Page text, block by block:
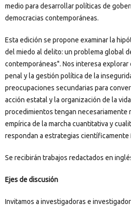
medio para desarrollar políticas de
democracias contemporáneas.
Esta edición se propone examinar la
del miedo al delito: un problema global
contemporáneas". Nos interesa
penal y la gestión política de la
preocupaciones secundarias para
acción estatal y la organización de la
procedimientos tengan necesariamente
empírica de la marcha cuantitativa y
respondan a estrategias científicamente
Se recibirán trabajos redactados en
Ejes de discusión
Invitamos a investigadoras e